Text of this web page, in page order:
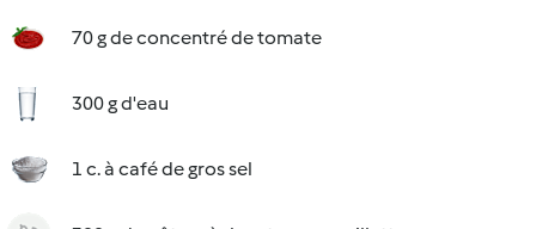
70 g de concentré de tomate
300 g d'eau
1 c. à café de gros sel